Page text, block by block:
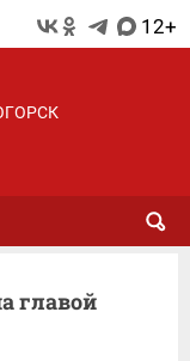
12+
главой